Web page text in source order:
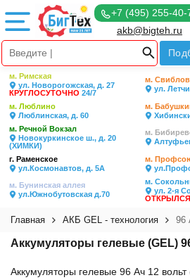
+7 (495) 255-40-
akb@bigteh.ru
м. Римская
ул. Новорогожская, д. 27
КРУГЛОСУТОЧНО 24/7
м.
ул.
м. Люблино
Люблинская, д. 60
м.
м. Речной Вокзал
Новокуркинское ш., д. 20
(ХИМКИ)
м.
г. Раменское
ул.Космонавтов, д. 5А
м.
м. Бунинская аллея
ул.Южнобутовская д.70
м.
ул. 2-я
ОТКРЫЛСЯ
Главная АКБ GEL - технология 96
Аккумуляторы гелевые (GEL)
Аккумуляторы гелевые 96 Ач 12 вольт